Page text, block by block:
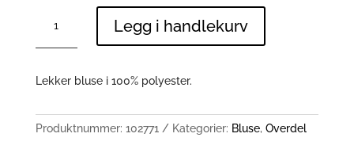
antall
Legg i handlekurv
Lekker bluse i 100% polyester.
Produktnummer: 102771 Kategorier: Bluse, Overdel